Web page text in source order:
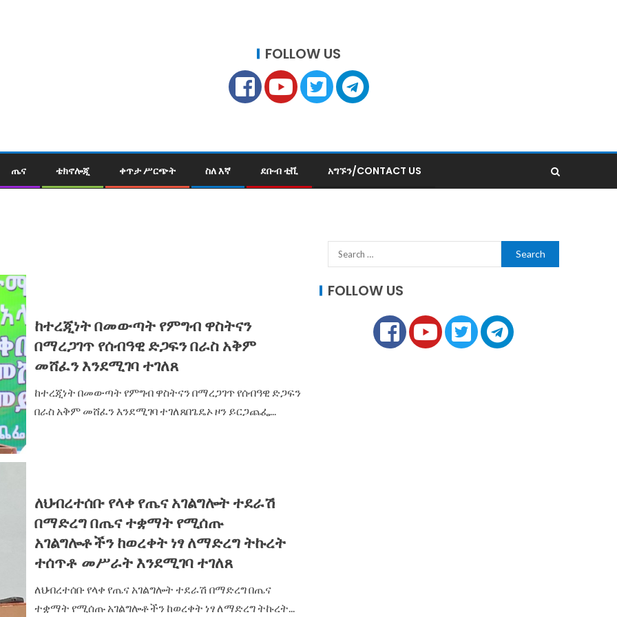
FOLLOW US
ጤና ቴክኖሎጂ ቀጥታ ሥርጭት ስለ እኛ ደቡብ ቲቪ አግኙን/CONTACT US
‎ከተረጂነት በመውጣት የምግብ ዋስትናን
በማረጋገጥ የሰብዓዊ ድጋፍን በራስ አቅም
መሸፈን እንደሚገባ ተገለጸ
‎ከተረጂነት በመውጣት የምግብ ዋስትናን በማረጋገጥ የሰብዓዊ ድጋፍን
በራስ አቅም መሸፈን እንደሚገባ ተገለጸ‎‎በጌዴኦ ዞን ይርጋጨፌ...
ለህብረተሰቡ የላቀ የጤና አገልግሎት ተደራሽ
በማድረግ በጤና ተቋማት የሚሰጡ
አገልግሎቶችን ከወረቀት ነፃ ለማድረግ ትኩረት
ተሰጥቶ መሥራት እንደሚገባ ተገለጸ‎
ለህብረተሰቡ የላቀ የጤና አገልግሎት ተደራሽ በማድረግ በጤና
ተቋማት የሚሰጡ አገልግሎቶችን ከወረቀት ነፃ ለማድረግ ትኩረት...
FOLLOW US